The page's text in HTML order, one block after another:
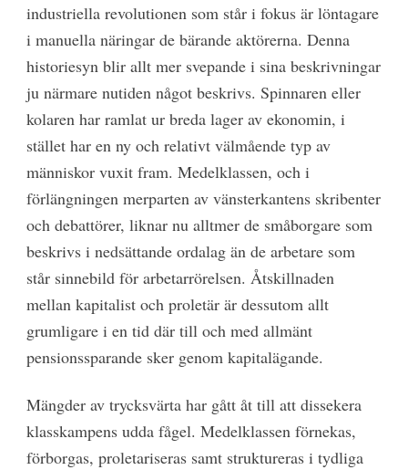
industriella revolutionen som står i fokus är löntagare
i manuella näringar de bärande aktörerna. Denna
historiesyn blir allt mer svepande i sina beskrivningar
ju närmare nutiden något beskrivs. Spinnaren eller
kolaren har ramlat ur breda lager av ekonomin, i
stället har en ny och relativt välmående typ av
människor vuxit fram. Medelklassen, och i
förlängningen merparten av vänsterkantens skribenter
och debattörer, liknar nu alltmer de småborgare som
beskrivs i nedsättande ordalag än de arbetare som
står sinnebild för arbetarrörelsen. Åtskillnaden
mellan kapitalist och proletär är dessutom allt
grumligare i en tid där till och med allmänt
pensionssparande sker genom kapitalägande.
Mängder av trycksvärta har gått åt till att dissekera
klasskampens udda fågel. Medelklassen förnekas,
förborgas, proletariseras samt struktureras i tydliga